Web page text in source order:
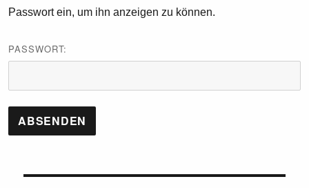
Passwort ein, um ihn anzeigen zu können.
PASSWORT: